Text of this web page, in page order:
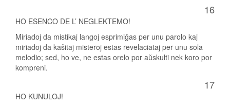
16
HO ESENCO DE L’ NEGLEKTEMO!
Miriadoj da mistikaj langoj esprimiĝas per unu parolo kaj
miriadoj da kaŝitaj misteroj estas revelaciataj per unu sola
melodio; sed, ho ve, ne estas orelo por aŭskulti nek koro por
kompreni.
17
HO KUNULOJ!